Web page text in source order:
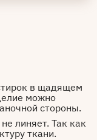
в щадящем
можно
стороны.
линяет. Так как
ткани.